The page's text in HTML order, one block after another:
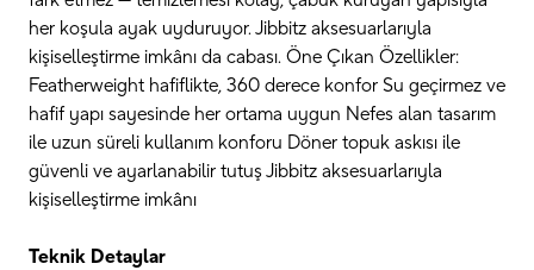
her koşula ayak uyduruyor. Jibbitz aksesuarlarıyla
kişiselleştirme imkânı da cabası. Öne Çıkan Özellikler:
Featherweight hafiflikte, 360 derece konfor Su geçirmez ve
hafif yapı sayesinde her ortama uygun Nefes alan tasarım
ile uzun süreli kullanım konforu Döner topuk askısı ile
güvenli ve ayarlanabilir tutuş Jibbitz aksesuarlarıyla
kişiselleştirme imkânı
Teknik Detaylar